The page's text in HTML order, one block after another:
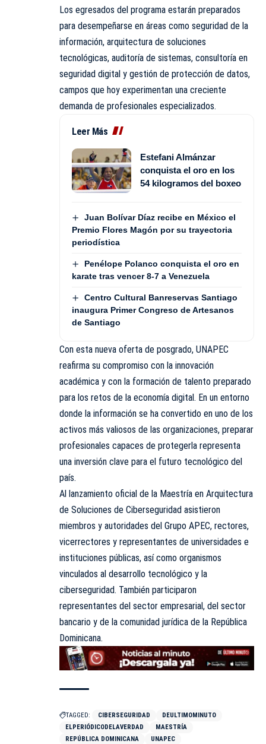
Los egresados del programa estarán preparados
para desempeñarse en áreas como seguridad de la
información, arquitectura de soluciones
tecnológicas, auditoría de sistemas, consultoría en
seguridad digital y gestión de protección de datos,
campos que hoy experimentan una creciente
demanda de profesionales especializados.
Leer Más
Estefani Almánzar
conquista el oro en los
54 kilogramos del boxeo
Juan Bolívar Díaz recibe en México el
Premio Flores Magón por su trayectoria
periodística
Penélope Polanco conquista el oro en
karate tras vencer 8-7 a Venezuela
Centro Cultural Banreservas Santiago
inaugura Primer Congreso de Artesanos
de Santiago
Con esta nueva oferta de posgrado, UNAPEC
reafirma su compromiso con la innovación
académica y con la formación de talento preparado
para los retos de la economía digital. En un entorno
donde la información se ha convertido en uno de los
activos más valiosos de las organizaciones, preparar
profesionales capaces de protegerla representa
una inversión clave para el futuro tecnológico del
país.
Al lanzamiento oficial de la Maestría en Arquitectura
de Soluciones de Ciberseguridad asistieron
miembros y autoridades del Grupo APEC, rectores,
vicerrectores y representantes de universidades e
instituciones públicas, así como organismos
vinculados al desarrollo tecnológico y la
ciberseguridad. También participaron
representantes del sector empresarial, del sector
bancario y de la comunidad jurídica de la República
Dominicana.
TAGGED: CIBERSEGURIDAD
DEULTIMOMINUTO
ELPERIÓDICODELAVERDAD
MAESTRÍA
REPÚBLICA DOMINICANA
UNAPEC